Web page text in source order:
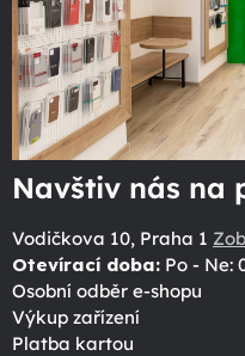
Navštiv nás na
Vodičkova 10, Praha 1
Otevírací doba: Po - Ne:
Osobní odběr e-shopu
Výkup zařízení
Platba kartou